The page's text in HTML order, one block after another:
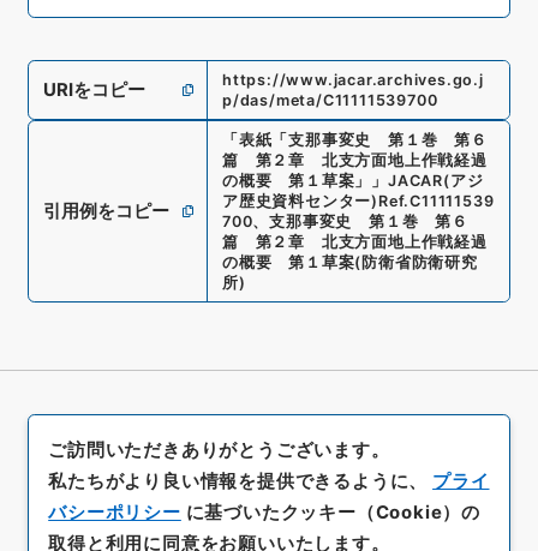
URIをコピー
https://www.jacar.archives.go.j
p/das/meta/C11111539700
引用例をコピー
「 表紙「支那事変史 第１巻 第６
篇 第２章 北支方面地上作戦経過
の概要 第１草案」
」 JACAR(アジ
ア歴史資料センター) Ref.C11111539
700、支那事変史 第１巻 第６
篇 第２章 北支方面地上作戦経過
の概要 第１草案( 防衛省防衛研究
所)
ご訪問いただきありがとうございます。
私たちがより良い情報を提供できるように、 プライ
バシーポリシー に基づいたクッキー（Cookie）の
取得と利用に同意をお願いいたします。